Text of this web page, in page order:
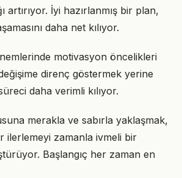
artırıyor. İyi hazırlanmış bir plan,
daha net kılıyor.
motivasyon öncelikleri
direnç göstermek yerine
daha verimli kılıyor.
merakla ve sabırla yaklaşmak,
ilerlemeyi zamanla ivmeli bir
Başlangıç her zaman en